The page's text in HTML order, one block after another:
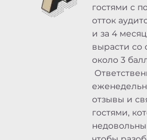
гостями с
отток
и за 4
вырасти со
около 3
отзывы и
гостями,